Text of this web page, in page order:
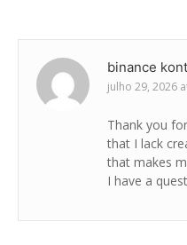
binance
julho 29, 2026
Thank you
that I lack
that makes
I have a